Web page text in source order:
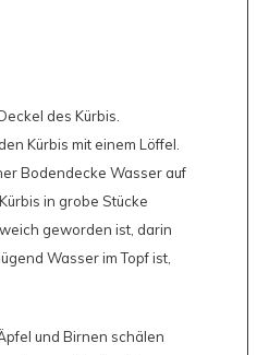
des Kürbis.
Kürbis mit einem Löffel.
Bodendecke Wasser auf
in grobe Stücke
geworden ist, darin
Wasser im Topf ist,
und Birnen schälen